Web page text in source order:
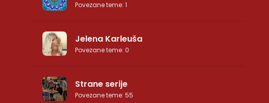
Povezane teme: 1
Jelena Karleuša
Povezane teme: 0
Strane serije
Povezane teme: 55